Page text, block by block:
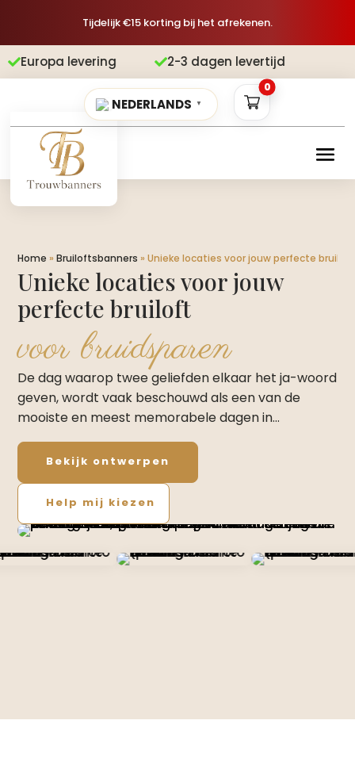
Tijdelijk €15 korting bij het afrekenen.
levering 2-3 dagen levertijd
NEDERLANDS ▼
0
Home »Bruiloftsbanners »Unieke locaties voor jouw perfecte bruiloft
Unieke locaties voor jouw
perfecte bruiloft
voor bruidsparen
De dag waarop twee geliefden elkaar het ja-woord
geven, wordt vaak beschouwd als een van de
mooiste en meest memorabele dagen in…
Bekijk ontwerpen
Help mij kiezen